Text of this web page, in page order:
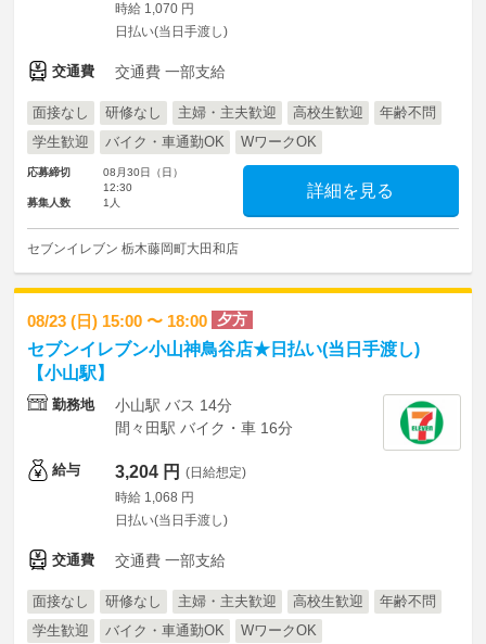
時給 1,070 円
日払い(当日手渡し)
交通費 交通費 一部支給
面接なし 研修なし 主婦・主夫歓迎 高校生歓迎
年齢不問
学生歓迎
バイク・車通勤OK WワークOK
応募締切
08月30日（日）
12:30
募集人数
1人
詳細を見る
セブンイレブン 栃木藤岡町大田和店
08/23 (日) 15:00 〜 18:00 夕方
セブンイレブン小山神鳥谷店★日払い(当日手渡し)
【小山駅】
勤務地
小山駅 バス 14分
間々田駅 バイク・車 16分
給与 3,204 円 (日給想定)
時給 1,068 円
日払い(当日手渡し)
交通費 交通費 一部支給
面接なし 研修なし 主婦・主夫歓迎 高校生歓迎
年齢不問
学生歓迎
バイク・車通勤OK WワークOK